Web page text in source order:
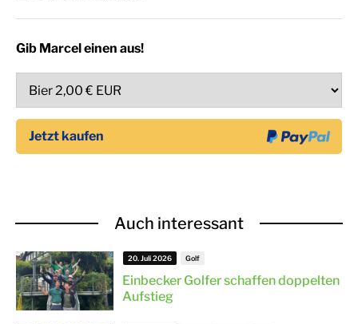
Gib Marcel einen aus!
Auch interessant
Einbecker Golfer schaffen doppelten
Aufstieg
20. Juli 2026 Golf